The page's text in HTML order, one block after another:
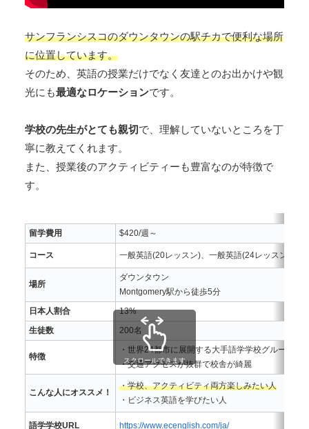
サンフランシスコのダウンタウンの駅チカで便利な場所
に位置しています。
そのため、英語の授業だけでなく友達とのお出かけや観
光にも最適なロケーションです。
学校の先生がとても親切で、理解していないところを丁
寧に教えてくれます。
また、授業後のアクティビティーも豊富なのが特徴で
す。
留学費用 $420/週～
コース 一般英語(20レッスン)、一般英語(24レッスン)、
場所
ダウンタウン
Montgomery駅から徒歩5分
日本人割合
13%
生徒数
200名
特徴
・世界24都市に展開する大手語学学校グループ
・交通アクセスが抜群で校舎が綺麗
こんな人にオススメ！
・学校、アクティビティ両方楽しみたい人
・ビジネス英語を学びたい人
語学学校URL https://www.ecenglish.com/ja/
スクロールできます